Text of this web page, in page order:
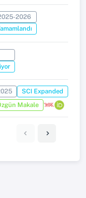
2026
SCI Expanded
Makale